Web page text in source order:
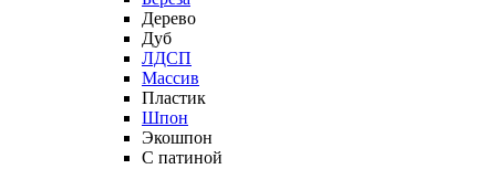
Дерево
Дуб
ЛДСП
Массив
Пластик
Шпон
Экошпон
С патиной